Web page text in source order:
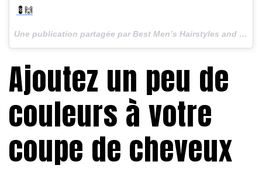
💈🙌
Une publication partagée par Best Men’s Hairstyles and Cuts (@menshairs) le
Ajoutez un peu de
couleurs à votre
coupe de cheveux